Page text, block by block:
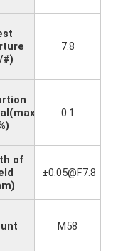
#)
7.8
0.1
of
±0.05@F7.8
M58